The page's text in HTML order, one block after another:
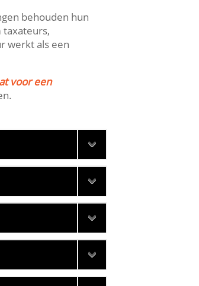
behouden hun
werkt als een
voor een